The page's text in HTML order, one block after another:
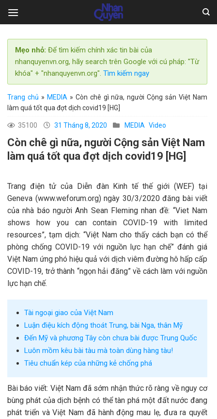
Mẹo nhỏ: Để tìm kiếm chính xác tin bài của
nhanquyenvn.org, hãy search trên Google với cú pháp: "Từ
khóa" + "nhanquyenvn.org". Tìm kiếm ngay
Trang chủ » MEDIA » Còn chê gì nữa, người Cộng sản Việt Nam
làm quá tốt qua đợt dịch covid19 [HG]
35100 31 Tháng 8, 2020 MEDIA Video
Còn chê gì nữa, người Cộng sản Việt Nam
làm quá tốt qua đợt dịch covid19 [HG]
Trang điện tử của Diễn đàn Kinh tế thế giới (WEF) tại
Geneva (www.weforum.org) ngày 30/3/2020 đăng bài viết
của nhà báo người Anh Sean Fleming nhan đề: “Viet Nam
shows how you can contain COVID-19 with limited
resources”, tạm dịch: “Việt Nam cho thấy cách bạn có thể
phòng chống COVID-19 với nguồn lực hạn chế” đánh giá
Việt Nam ứng phó hiệu quả với dịch viêm đường hô hấp cấp
COVID-19, trở thành “ngọn hải đăng” về cách làm với nguồn
lực hạn chế.
Tài ngoại giao của Việt Nam
Luận điệu kích động thoát Trung, bài Nga, thân Mỹ
Đến Mỹ và phương Tây còn chưa bài được Trung Quốc
Luôn mồm kêu bài tàu mà toàn dùng hàng tàu!
Tiêu chuẩn kép của những kẻ chống phá
Bài báo viết: Việt Nam đã sớm nhận thức rõ ràng về nguy cơ
bùng phát của dịch bệnh có thể tàn phá một đất nước đang
phát triển và Việt Nam đã hành động mau lẹ, đưa ra quyết